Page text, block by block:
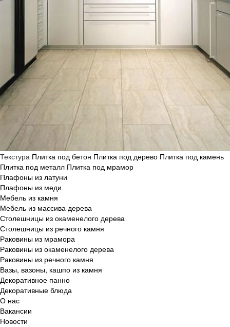
Текстура Плитка под бетон Плитка под дерево Плитка под камень
Плитка под металл Плитка под мрамор
Плафоны из латуни
Плафоны из меди
Мебель из камня
Мебель из массива дерева
Столешницы из окаменелого дерева
Столешницы из речного камня
Раковины из мрамора
Раковины из окаменелого дерева
Раковины из речного камня
Вазы, вазоны, кашпо из камня
Декоративное панно
Декоративные блюда
О нас
Вакансии
Новости